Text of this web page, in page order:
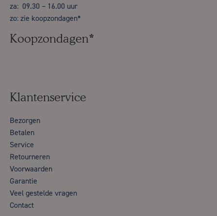
za: 09.30 – 16.00 uur
zo: zie koopzondagen*
Koopzondagen*
Klantenservice
Bezorgen
Betalen
Service
Retourneren
Voorwaarden
Garantie
Veel gestelde vragen
Contact